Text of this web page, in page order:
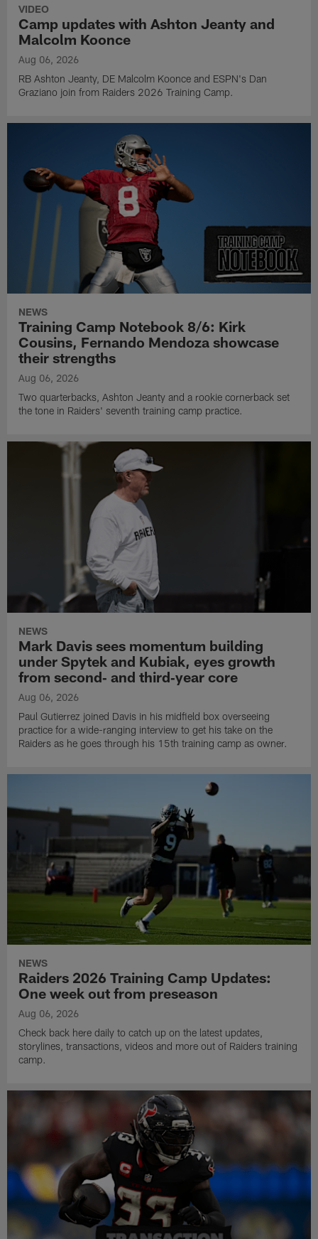
VIDEO
Camp updates with Ashton Jeanty and
Malcolm Koonce
Aug 06, 2026
RB Ashton Jeanty, DE Malcolm Koonce and ESPN's Dan
Graziano join from Raiders 2026 Training Camp.
NEWS
Training Camp Notebook 8/6: Kirk
Cousins, Fernando Mendoza showcase
their strengths
Aug 06, 2026
Two quarterbacks, Ashton Jeanty and a rookie cornerback set
the tone in Raiders' seventh training camp practice.
NEWS
Mark Davis sees momentum building
under Spytek and Kubiak, eyes growth
from second‑ and third‑year core
Aug 06, 2026
Paul Gutierrez joined Davis in his midfield box overseeing
practice for a wide-ranging interview to get his take on the
Raiders as he goes through his 15th training camp as owner.
NEWS
Raiders 2026 Training Camp Updates:
One week out from preseason
Aug 06, 2026
Check back here daily to catch up on the latest updates,
storylines, transactions, videos and more out of Raiders training
camp.